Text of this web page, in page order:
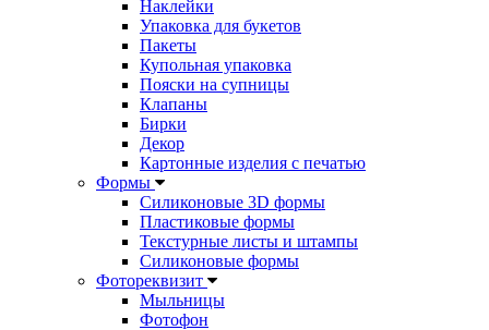
Наклейки
Упаковка для букетов
Пакеты
Купольная упаковка
Пояски на супницы
Клапаны
Бирки
Декор
Картонные изделия с печатью
Формы
Силиконовые 3D формы
Пластиковые формы
Текстурные листы и штампы
Силиконовые формы
Фотореквизит
Мыльницы
Фотофон